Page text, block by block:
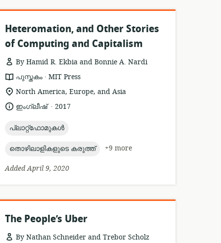
Heteromation, and Other Stories
of Computing and Capitalism
By Hamid R. Ekbia and Bonnie A. Nardi
resource
format:
പുസ്തകം .
publisher:
MIT Press
location
relevance:
North America, Europe, and Asia
language:
ഇംഗ്ലീഷ് .
date2017
topic:
പ്ലാറ്റ്ഫോമുകൾ
topic:
തൊഴിലാളികളുടെ കരുത്ത്
+9 more
Added April 9, 2020
The People’s Uber
By Nathan Schneider and Trebor Scholz